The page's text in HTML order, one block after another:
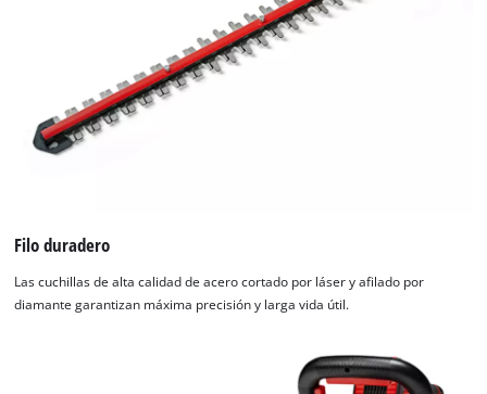
Filo duradero
Las cuchillas de alta calidad de acero cortado por láser y afilado por
diamante garantizan máxima precisión y larga vida útil.